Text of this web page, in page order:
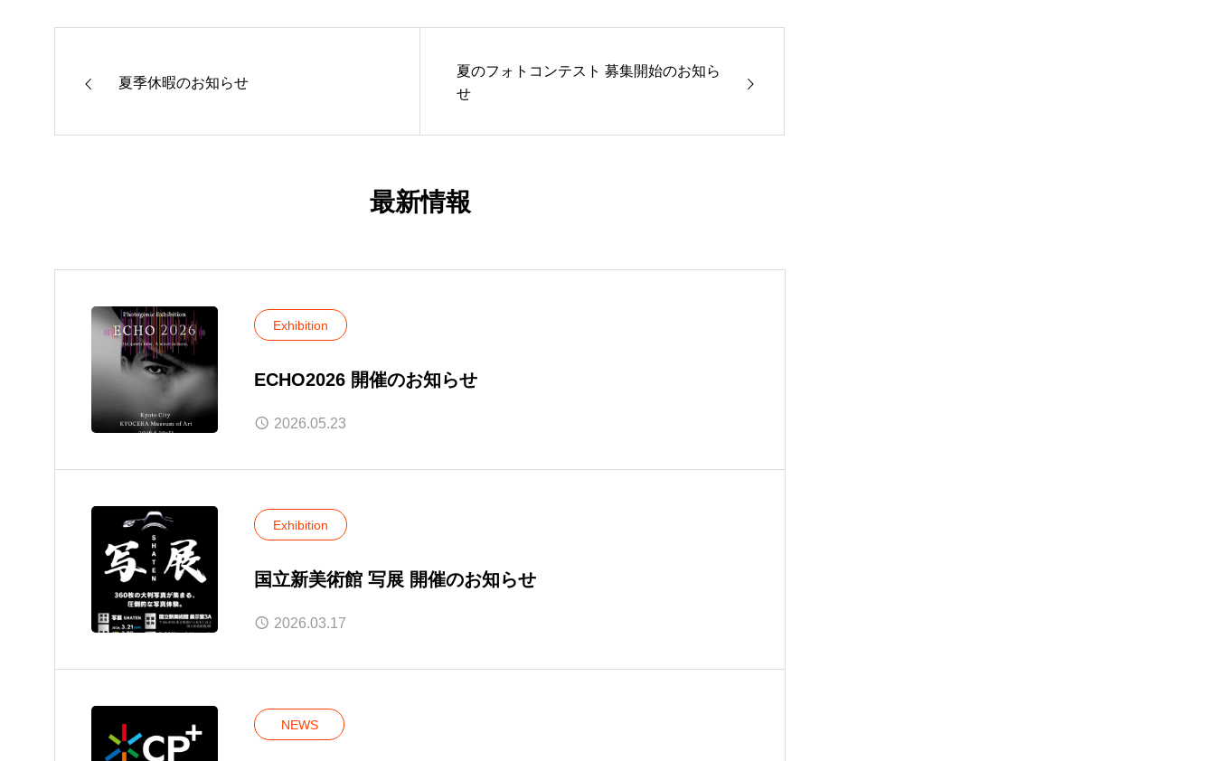
夏季休暇のお知らせ
夏のフォトコンテスト 募集開始のお知ら
せ
最新情報
Exhibition
ECHO2026 開催のお知らせ
2026.05.23
Exhibition
国立新美術館 写展 開催のお知らせ
2026.03.17
NEWS